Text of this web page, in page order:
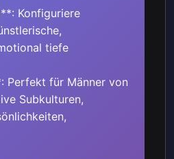
Konfiguriere
tiefe
Perfekt für Männer von
Subkulturen,